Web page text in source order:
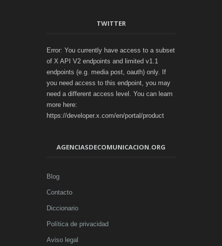
TWITTER
Error: You currently have access to a subset
of X API V2 endpoints and limited v1.1
endpoints (e.g. media post, oauth) only. If
you need access to this endpoint, you may
need a different access level. You can learn
more here:
https://developer.x.com/en/portal/product
AGENCIASDECOMUNICACION.ORG
Blog
Contacto
Diccionario
Política de privacidad
Aviso legal